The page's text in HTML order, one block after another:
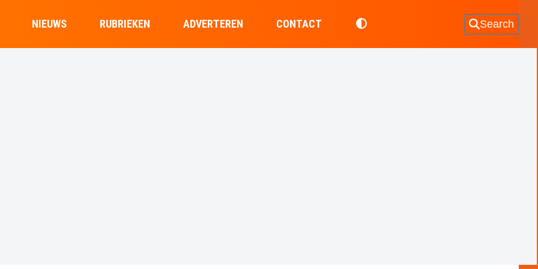
NIEUWS RUBRIEKEN ADVERTEREN CONTACT Search